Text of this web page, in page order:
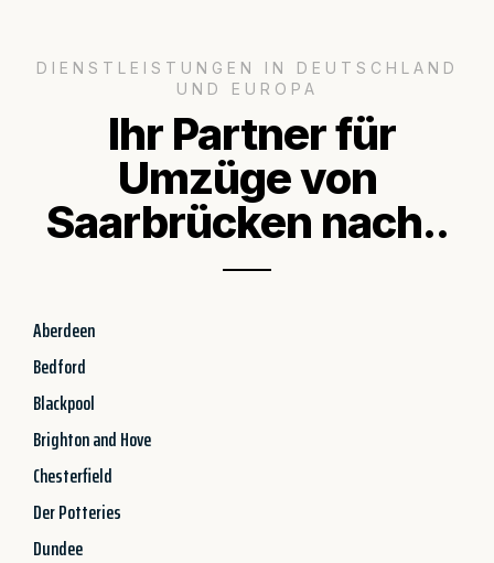
DIENSTLEISTUNGEN IN DEUTSCHLAND
UND EUROPA
Ihr Partner für
Umzüge von
Saarbrücken nach..
Aberdeen
Bedford
Blackpool
Brighton and Hove
Chesterfield
Der Potteries
Dundee